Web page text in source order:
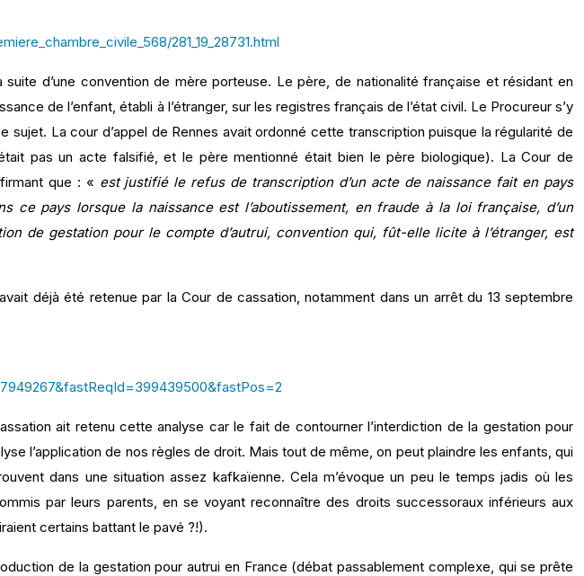
281_19_28731.html
d’une convention de mère porteuse. Le père, de nationalité française et résidant en
de l’enfant, établi à l’étranger, sur les registres français de l’état civil. Le Procureur s’y
La cour d’appel de Rennes avait ordonné cette transcription puisque la régularité de
pas un acte falsifié, et le père mentionné était bien le père biologique). La Cour de
que : « est justifié le refus de transcription d’un acte de naissance fait en pays
ce pays lorsque la naissance est l’aboutissement, en fraude à la loi française, d’un
de gestation pour le compte d’autrui, convention qui, fût-elle licite à l’étranger, est
déjà été retenue par la Cour de cassation, notamment dans un arrêt du 13 septembre
ait retenu cette analyse car le fait de contourner l’interdiction de la gestation pour
l’application de nos règles de droit. Mais tout de même, on peut plaindre les enfants, qui
dans une situation assez kafkaïenne. Cela m’évoque un peu le temps jadis où les
par leurs parents, en se voyant reconnaître des droits successoraux inférieurs aux
certains battant le pavé ?!).
de la gestation pour autrui en France (débat passablement complexe, qui se prête